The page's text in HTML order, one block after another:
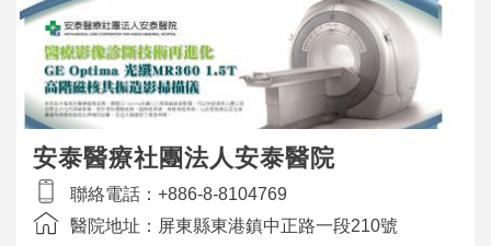
安泰醫療社團法人安泰醫院
聯絡電話： +886-8-8104769
醫院地址： 屏東縣東港鎮中正路一段210號